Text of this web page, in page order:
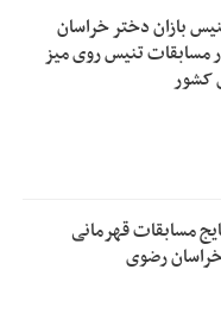
بازان دختر خراسان
مسابقات تنیس روی میز
کشور
مسابقات قهرمانی
رضوی